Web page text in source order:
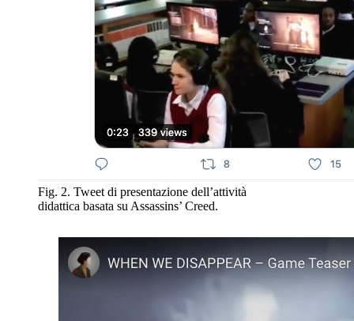
Fig. 2. Tweet di presentazione dell’attività
didattica basata su Assassins’ Creed.